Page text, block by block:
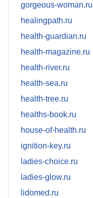
gorgeous-woman.ru
healingpath.ru
health-guardian.ru
health-magazine.ru
health-river.ru
health-sea.ru
health-tree.ru
healths-book.ru
house-of-health.ru
ignition-key.ru
ladies-choice.ru
ladies-glow.ru
lidomed.ru